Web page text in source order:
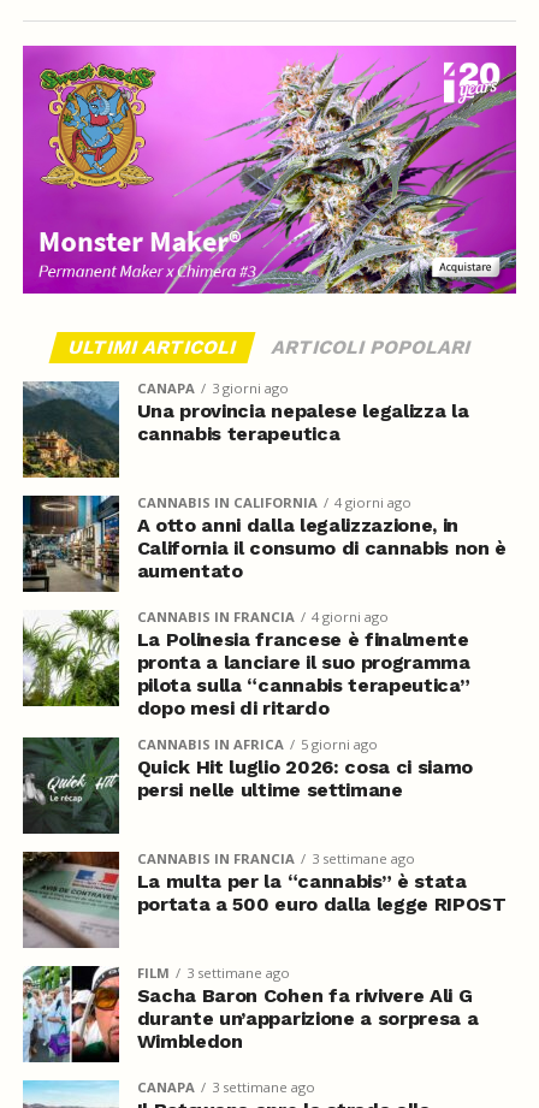
ULTIMI ARTICOLI ARTICOLI POPOLARI
CANAPA 3 giorni ago
Una provincia nepalese legalizza la
cannabis terapeutica
CANNABIS IN CALIFORNIA 4 giorni ago
A otto anni dalla legalizzazione, in
California il consumo di cannabis non è
aumentato
CANNABIS IN FRANCIA 4 giorni ago
La Polinesia francese è finalmente
pronta a lanciare il suo programma
pilota sulla “cannabis terapeutica”
dopo mesi di ritardo
CANNABIS IN AFRICA 5 giorni ago
Quick Hit luglio 2026: cosa ci siamo
persi nelle ultime settimane
CANNABIS IN FRANCIA 3 settimane ago
La multa per la “cannabis” è stata
portata a 500 euro dalla legge RIPOST
FILM 3 settimane ago
Sacha Baron Cohen fa rivivere Ali G
durante un’apparizione a sorpresa a
Wimbledon
CANAPA 3 settimane ago